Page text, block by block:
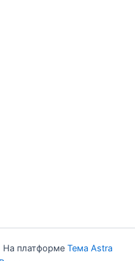
На платформе Тема Astra